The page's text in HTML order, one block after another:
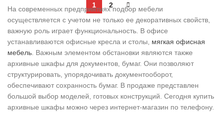
1 2
На современных предприятиях подбор мебели
осуществляется с учетом не только ее декоративных свойств,
важную роль играет функциональность. В офисе
устанавливаются офисные кресла и столы, мягкая офисная
мебель . Важным элементом обстановки являются также
архивные шкафы для документов, бумаг. Они позволяют
структурировать, упорядочивать документооборот,
обеспечивают сохранность бумаг. В продаже представлен
большой выбор моделей, готовых конструкций. Сегодня купить
архивные шкафы можно через интернет-магазин по телефону.